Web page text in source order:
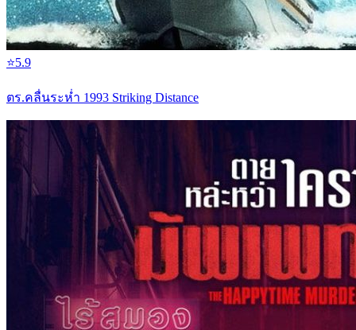
⭐5.9
ตร.คลื่นระห่ำ 1993 Striking Distance